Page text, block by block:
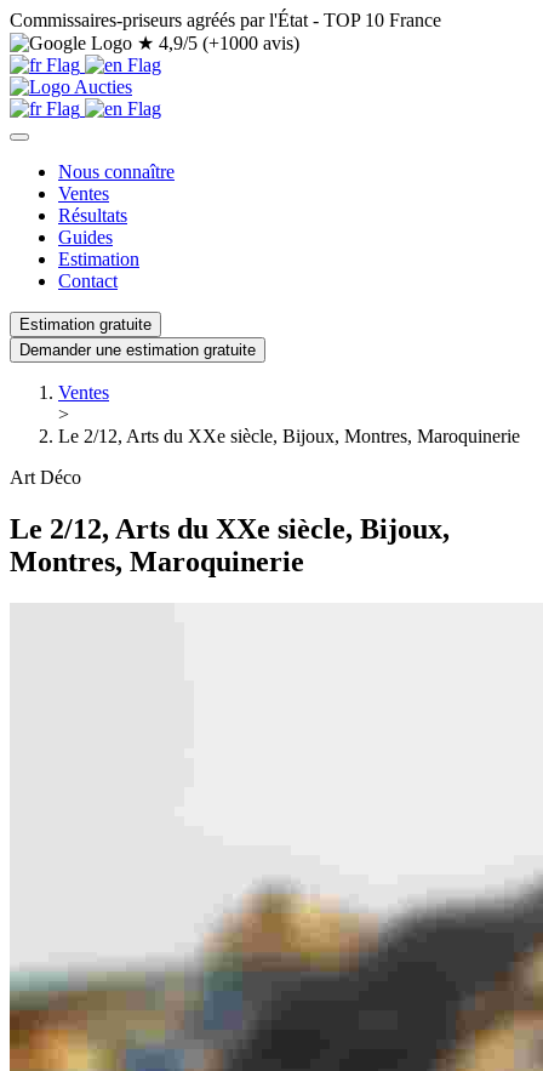
Commissaires-priseurs agréés par l'État - TOP 10 France
★ 4,9/5 (+1000 avis)
Nous connaître
Ventes
Résultats
Guides
Estimation
Contact
Estimation gratuite
Demander une estimation gratuite
Ventes
>
Le 2/12, Arts du XXe siècle, Bijoux, Montres, Maroquinerie
Art Déco
Le 2/12, Arts du XXe siècle, Bijoux,
Montres, Maroquinerie